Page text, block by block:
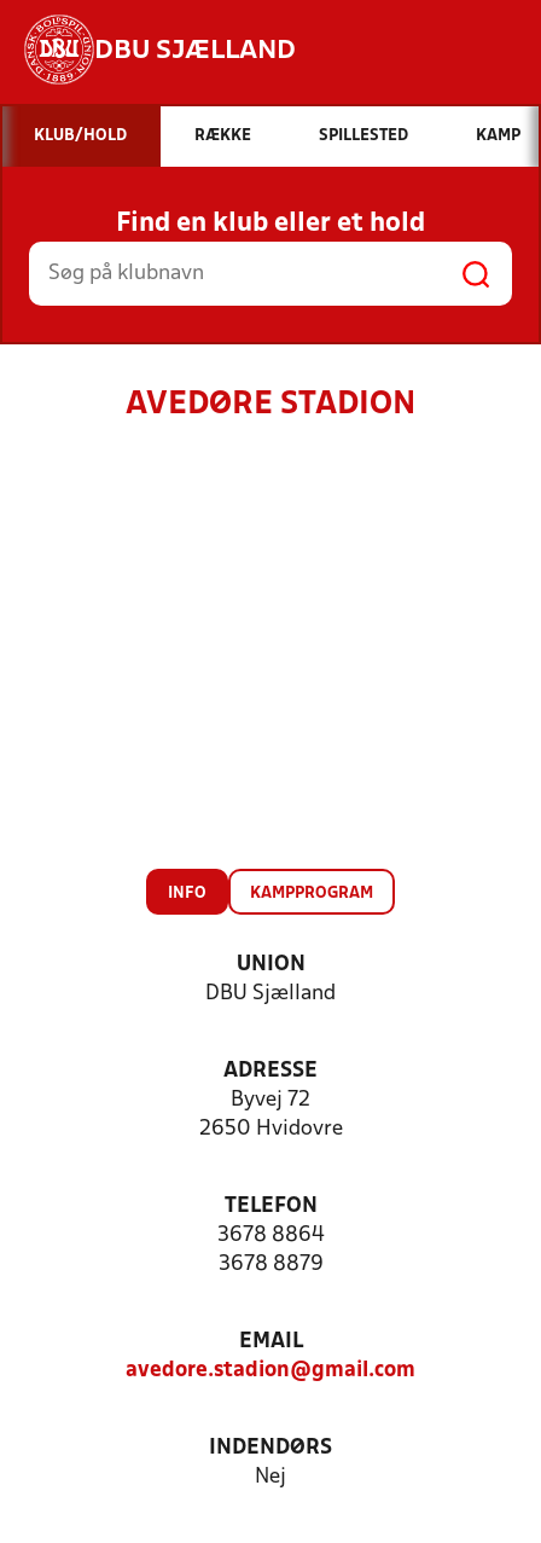
DBU SJÆLLAND
Hvad vil du søge efter?
INDHOLD OG NYHEDER
STILLINGER, RESULTATER, KLUBBER OG
HOLD
KLUB/HOLD RÆKKE SPILLESTED KAMP
Find en klub eller et hold
AVEDØRE STADION
INFO KAMPPROGRAM
UNION
DBU Sjælland
ADRESSE
Byvej 72
2650 Hvidovre
TELEFON
3678 8864
3678 8879
EMAIL
avedore.stadion@gmail.com
INDENDØRS
Nej